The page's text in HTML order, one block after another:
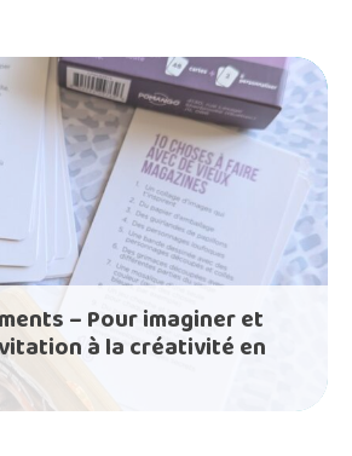
– Pour imaginer et
à la créativité en